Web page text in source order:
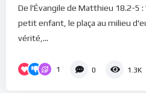
De l'Évangile de Matthieu 18.2-5 :
petit enfant, le plaça au milieu
vérité,...
1 0 1.3K